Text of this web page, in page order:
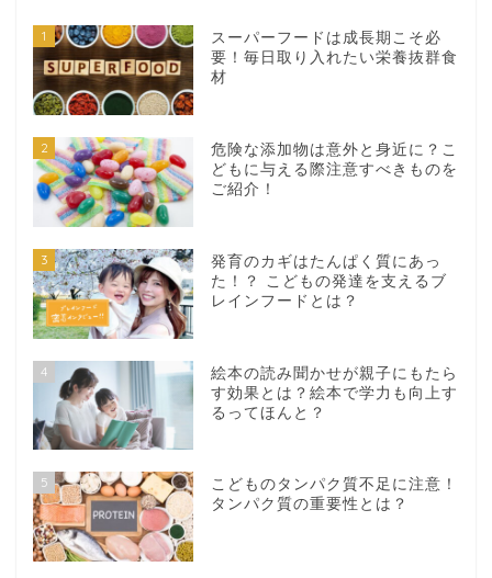
1
スーパーフードは成長期こそ必
要！毎日取り入れたい栄養抜群食
材
2
危険な添加物は意外と身近に？こ
どもに与える際注意すべきものを
ご紹介！
3
発育のカギはたんぱく質にあっ
た！？ こどもの発達を支えるブ
レインフードとは？
4
絵本の読み聞かせが親子にもたら
す効果とは？絵本で学力も向上す
るってほんと？
5
こどものタンパク質不足に注意！
タンパク質の重要性とは？